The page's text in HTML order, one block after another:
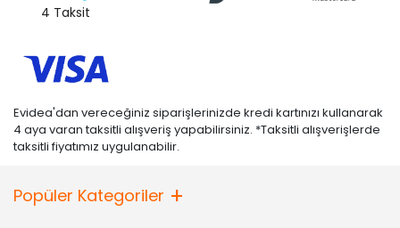
4 Taksit
Evidea'dan vereceğiniz siparişlerinizde kredi kartınızı kullanarak
4 aya varan taksitli alışveriş yapabilirsiniz. *Taksitli alışverişlerde
taksitli fiyatımız uygulanabilir.
Popüler Kategoriler